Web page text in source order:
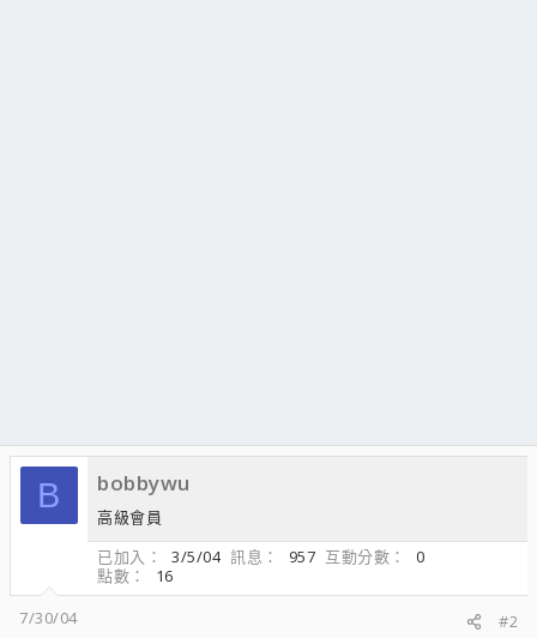
B bobbywu
高級會員
已加入
3/5/04 訊息 957 互動分數
0
點數
16
7/30/04
#2